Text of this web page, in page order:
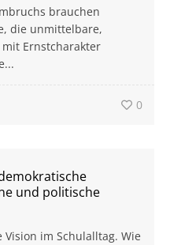
brauchen
die unmittelbare,
Ernstcharakter
0
und politische
Vision im Schulalltag. Wie